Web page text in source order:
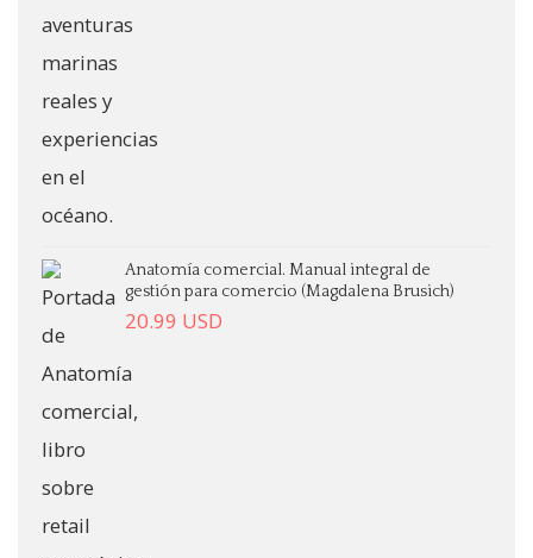
Anatomía comercial. Manual integral de
gestión para comercio (Magdalena Brusich)
20.99 USD